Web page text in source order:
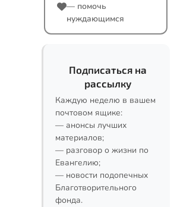
— помочь
нуждающимся
Подписаться на
рассылку
Каждую неделю в вашем
почтовом ящике:
— анонсы лучших
материалов;
— разговор о жизни по
Евангелию;
— новости подопечных
Благотворительного
фонда.